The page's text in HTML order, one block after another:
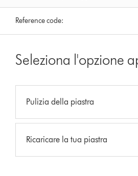
Reference code:
Seleziona l'opzione
Pulizia della piastra
Ricaricare la tua piastra